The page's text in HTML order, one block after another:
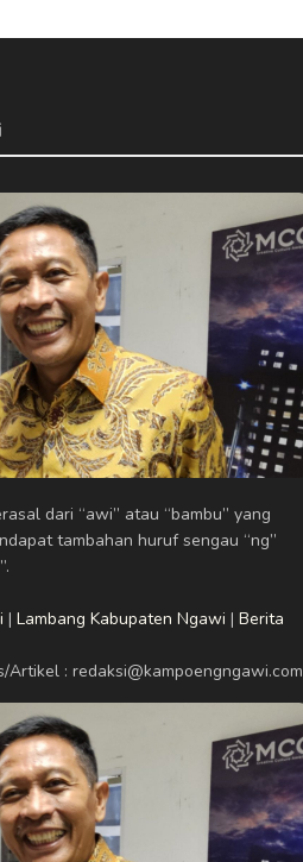
dari “awi” atau “bambu” yang
tambahan huruf sengau “ng”
| Lambang Kabupaten Ngawi | Berita
Artikel : redaksi@kampoengngawi.com